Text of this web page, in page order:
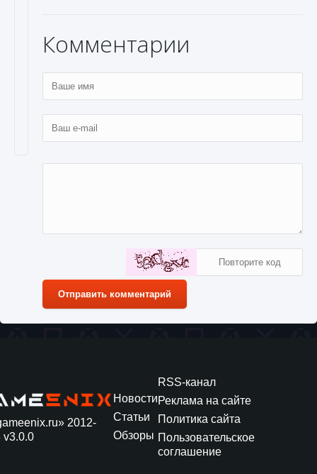
Комментарии
Отправить комментарий
2012-
v3.0.0
Новости
Статьи
Обзоры
RSS-канал
Реклама на сайте
Политика сайта
Пользовательское
соглашение